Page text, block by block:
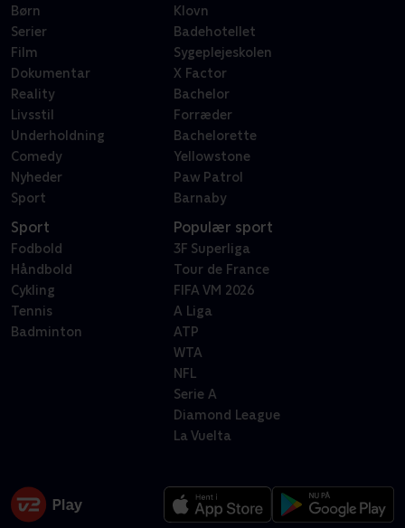
Børn
Serier
Film
Dokumentar
Reality
Livsstil
Underholdning
Comedy
Nyheder
Sport
Klovn
Badehotellet
Sygeplejeskolen
X Factor
Bachelor
Forræder
Bachelorette
Yellowstone
Paw Patrol
Barnaby
Sport
Fodbold
Håndbold
Cykling
Tennis
Badminton
Populær sport
3F Superliga
Tour de France
FIFA VM 2026
A Liga
ATP
WTA
NFL
Serie A
Diamond League
La Vuelta